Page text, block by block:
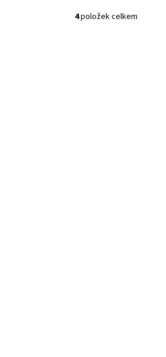
O
4položek celkem